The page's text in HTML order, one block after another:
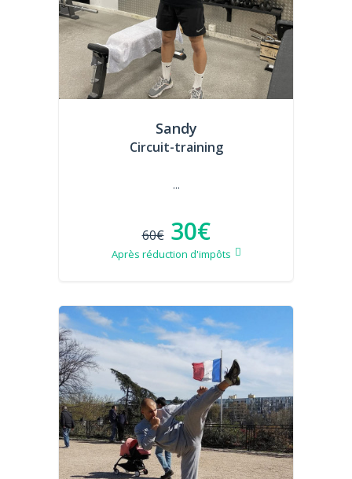
Sandy
Circuit-training
...
60€ 30€
Après réduction d'impôts